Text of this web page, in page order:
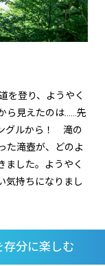
を登り、ようやく
ら見えたのは……先
グルから！ 滝の
た滝壺が、どのよ
ました。ようやく
気持ちになりまし
分に楽しむ